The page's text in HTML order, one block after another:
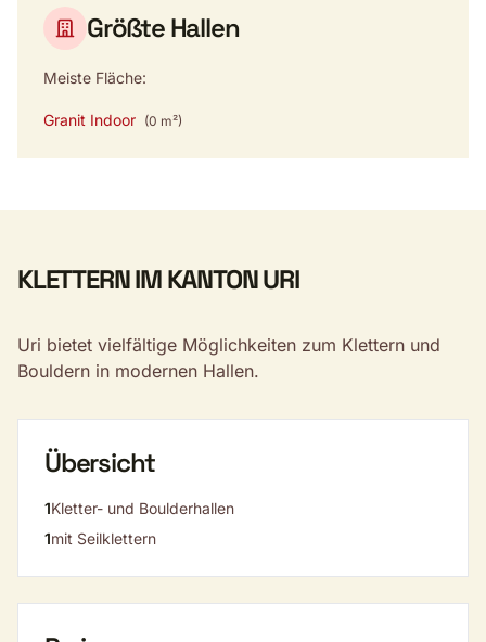
Größte Hallen
Meiste Fläche:
Granit Indoor (0 m²)
KLETTERN IM KANTON URI
Uri bietet vielfältige Möglichkeiten zum Klettern und
Bouldern in modernen Hallen.
Übersicht
1Kletter- und Boulderhallen
1mit Seilklettern